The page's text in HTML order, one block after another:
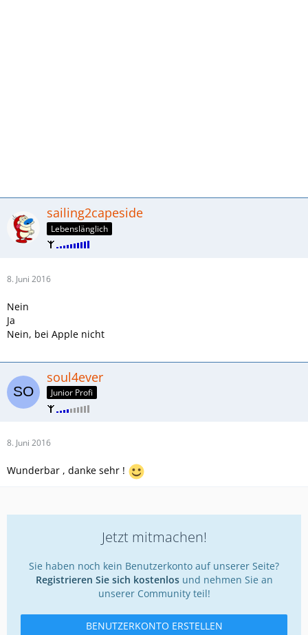
sailing2capeside
Lebenslänglich
8. Juni 2016
Nein
Ja
Nein, bei Apple nicht
soul4ever
Junior Profi
8. Juni 2016
Wunderbar , danke sehr !
Jetzt mitmachen!
Sie haben noch kein Benutzerkonto auf unserer Seite?
Registrieren Sie sich kostenlosund nehmen Sie an
unserer Community teil!
BENUTZERKONTO ERSTELLEN